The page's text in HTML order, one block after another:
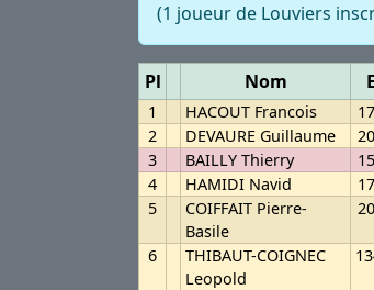
(1 joueur de Louviers
Pl Nom
1 HACOUT Francois
2
DEVAURE Guillaume
3
BAILLY Thierry
4
HAMIDI Navid
5
COIFFAIT Pierre-
Basile
6
THIBAUT-COIGNEC
Leopold